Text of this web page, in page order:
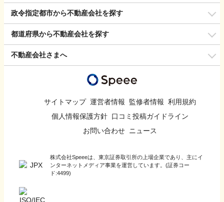
政令指定都市から不動産会社を探す
都道府県から不動産会社を探す
不動産会社さまへ
サイトマップ 運営者情報 監修者情報 利用規約
個人情報保護方針 口コミ投稿ガイドライン
お問い合わせ ニュース
株式会社Speeeは、東京証券取引所の上場企業であり、主にイ
ンターネットメディア事業を運営しています。(証券コー
ド:4499)